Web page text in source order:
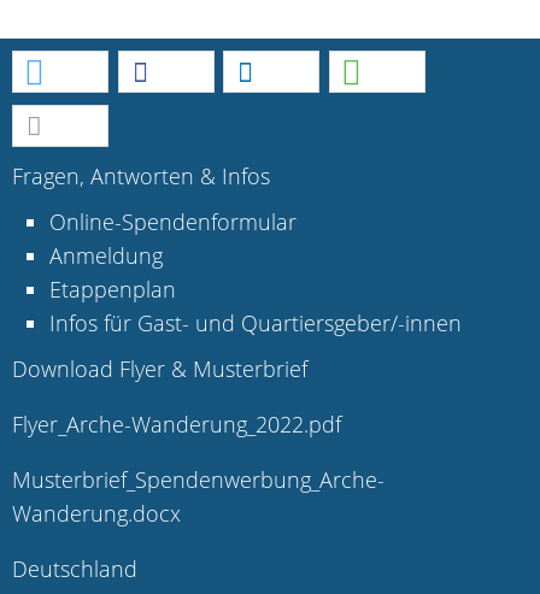
Fragen, Antworten & Infos
Online-Spendenformular
Anmeldung
Etappenplan
Infos für Gast- und Quartiersgeber/-innen
Download Flyer & Musterbrief
Flyer_Arche-Wanderung_2022.pdf
Musterbrief_Spendenwerbung_Arche-
Wanderung.docx
Deutschland